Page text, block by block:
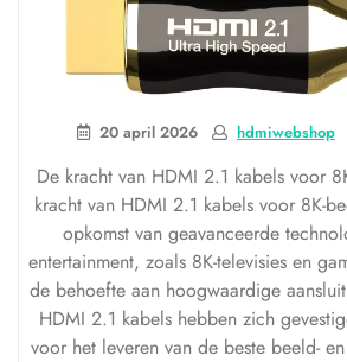
20 april 2026 hdmiwebshop
De kracht van HDMI 2.1 kabels voor
kracht van HDMI 2.1 kabels voor 8K-
opkomst van geavanceerde
entertainment, zoals 8K-televisies en
de behoefte aan hoogwaardige
HDMI 2.1 kabels hebben zich
voor het leveren van de beste beeld-